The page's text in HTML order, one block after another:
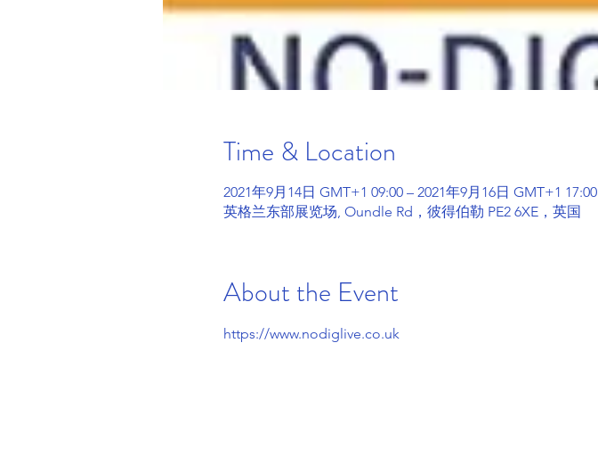
Time & Location
2021年9月14日 GMT+1 09:00 – 2021年9月16日 GMT+1 17:00
英格兰东部展览场, Oundle Rd，彼得伯勒 PE2 6XE，英国
About the Event
https://www.nodiglive.co.uk